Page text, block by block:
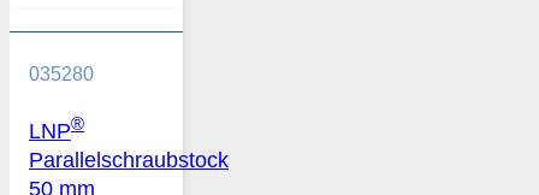
035280
LNP®
Parallelschraubstock
50 mm